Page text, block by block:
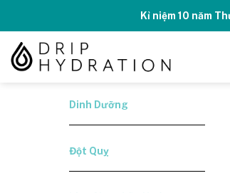
content
Kỉ niệm 10 năm
Dinh Dưỡng
Đột Quỵ